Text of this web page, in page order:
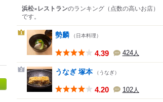
浜松×レストランのランキング （点数の高いお店）
です。
1 勢麟 （日本料理）
4.39 424人
2 うなぎ 塚本 （うなぎ）
4.20 102人